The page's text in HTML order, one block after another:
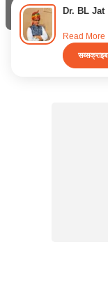
Dr. BL Jat
Read More
सब्सक्राइब